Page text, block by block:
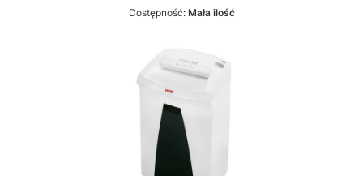
Dostępność: Mała ilość